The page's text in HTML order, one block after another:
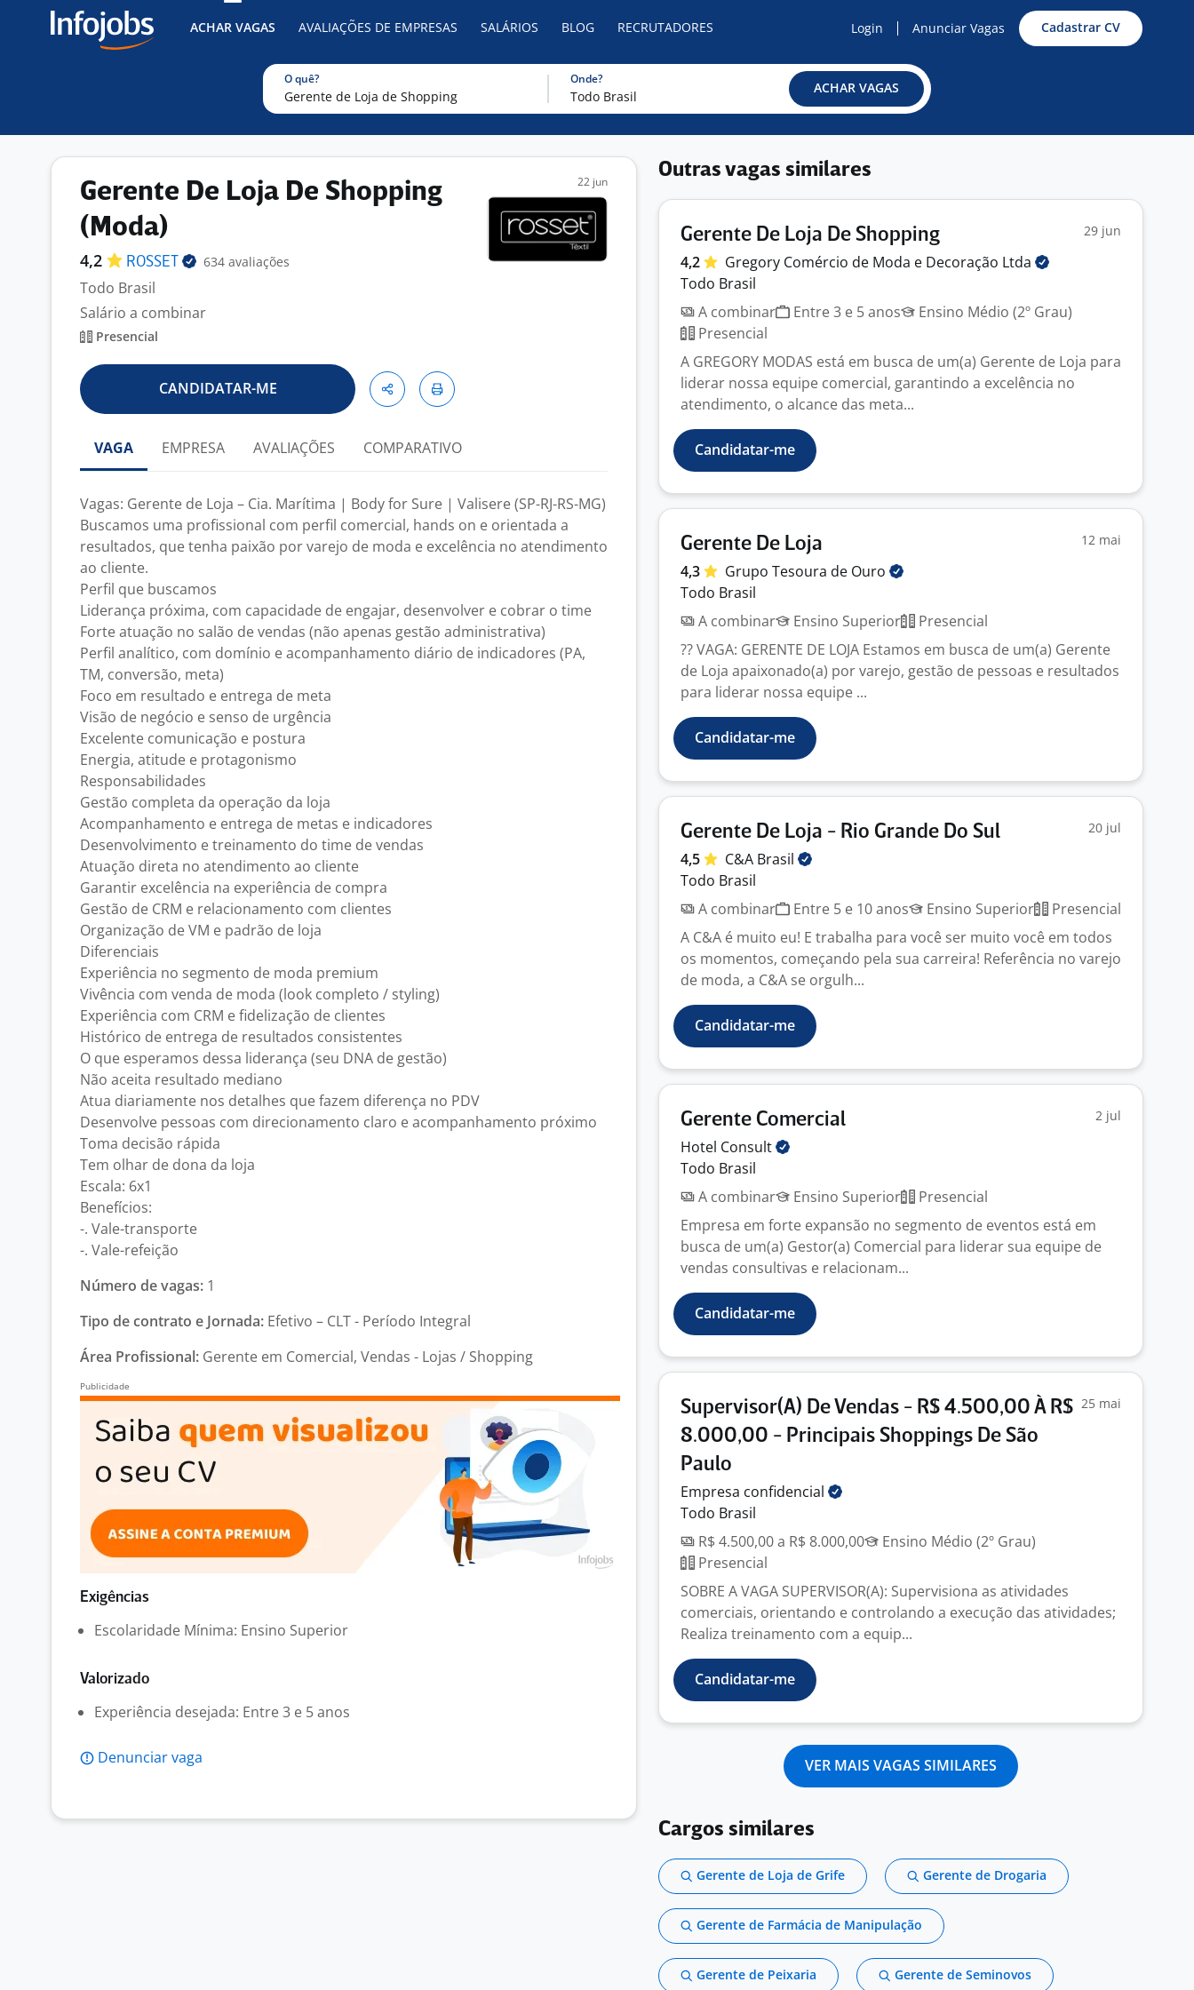
ACHAR VAGAS AVALIAÇÕES DE EMPRESAS SALÁRIOS BLOG RECRUTADORES Login Anunciar Vagas Cadastrar CV
O quê? Onde?
ACHAR VAGAS
Gerente De Loja De Shopping
(Moda)
4,2 ROSSET 634 avaliações
Todo Brasil
Salário a combinar
Presencial
22 jun
CANDIDATAR-ME
VAGA EMPRESA AVALIAÇÕES COMPARATIVO
Vagas: Gerente de Loja – Cia. Marítima | Body for Sure | Valisere (SP-RJ-RS-MG)
Buscamos uma profissional com perfil comercial, hands on e orientada a
resultados, que tenha paixão por varejo de moda e excelência no atendimento
ao cliente.
Perfil que buscamos
Liderança próxima, com capacidade de engajar, desenvolver e cobrar o time
Forte atuação no salão de vendas (não apenas gestão administrativa)
Perfil analítico, com domínio e acompanhamento diário de indicadores (PA,
TM, conversão, meta)
Foco em resultado e entrega de meta
Visão de negócio e senso de urgência
Excelente comunicação e postura
Energia, atitude e protagonismo
Responsabilidades
Gestão completa da operação da loja
Acompanhamento e entrega de metas e indicadores
Desenvolvimento e treinamento do time de vendas
Atuação direta no atendimento ao cliente
Garantir excelência na experiência de compra
Gestão de CRM e relacionamento com clientes
Organização de VM e padrão de loja
Diferenciais
Experiência no segmento de moda premium
Vivência com venda de moda (look completo / styling)
Experiência com CRM e fidelização de clientes
Histórico de entrega de resultados consistentes
O que esperamos dessa liderança (seu DNA de gestão)
Não aceita resultado mediano
Atua diariamente nos detalhes que fazem diferença no PDV
Desenvolve pessoas com direcionamento claro e acompanhamento próximo
Toma decisão rápida
Tem olhar de dona da loja
Escala: 6x1
Benefícios:
-. Vale-transporte
-. Vale-refeição
Número de vagas: 1
Tipo de contrato e Jornada: Efetivo – CLT - Período Integral
Área Profissional: Gerente em Comercial, Vendas - Lojas / Shopping
Exigências
Escolaridade Mínima: Ensino Superior
Valorizado
Experiência desejada: Entre 3 e 5 anos
Denunciar vaga
Outras vagas similares
Gerente De Loja De Shopping 29 jun
4,2 Gregory Comércio de Moda e Decoração Ltda
Todo Brasil
A combinar
Entre 3 e 5 anos
Ensino Médio (2º Grau)
Presencial
A GREGORY MODAS está em busca de um(a) Gerente de Loja para
liderar nossa equipe comercial, garantindo a excelência no
atendimento, o alcance das meta...
Candidatar-me
Gerente De Loja 12 mai
4,3 Grupo Tesoura de Ouro
Todo Brasil
A combinar
Ensino Superior
Presencial
?? VAGA: GERENTE DE LOJA Estamos em busca de um(a) Gerente
de Loja apaixonado(a) por varejo, gestão de pessoas e resultados
para liderar nossa equipe ...
Candidatar-me
Gerente De Loja - Rio Grande Do Sul 20 jul
4,5 C&A Brasil
Todo Brasil
A combinar
Entre 5 e 10 anos Ensino Superior
Presencial
A C&A é muito eu! E trabalha para você ser muito você em todos
os momentos, começando pela sua carreira! Referência no varejo
de moda, a C&A se orgulh...
Candidatar-me
Gerente Comercial 2 jul
Hotel Consult
Todo Brasil
A combinar
Ensino Superior
Presencial
Empresa em forte expansão no segmento de eventos está em
busca de um(a) Gestor(a) Comercial para liderar sua equipe de
vendas consultivas e relacionam...
Candidatar-me
Supervisor(A) De Vendas - R$ 4.500,00 À R$
8.000,00 - Principais Shoppings De São
Paulo
25 mai
Empresa confidencial
Todo Brasil
R$ 4.500,00 a R$ 8.000,00
Ensino Médio (2º Grau)
Presencial
SOBRE A VAGA SUPERVISOR(A): Supervisiona as atividades
comerciais, orientando e controlando a execução das atividades;
Realiza treinamento com a equip...
Candidatar-me
VER MAIS VAGAS SIMILARES
Cargos similares
Gerente de Loja de Grife Gerente de Drogaria
Gerente de Farmácia de Manipulação
Gerente de Peixaria Gerente de Seminovos